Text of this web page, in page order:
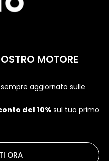
MOTORE
aggiornato sulle
del 10% sul tuo primo
ORA